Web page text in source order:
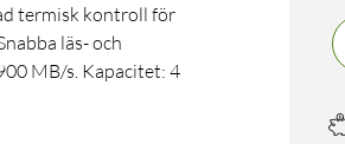
termisk kontroll för
läs- och
MB/s. Kapacitet: 4